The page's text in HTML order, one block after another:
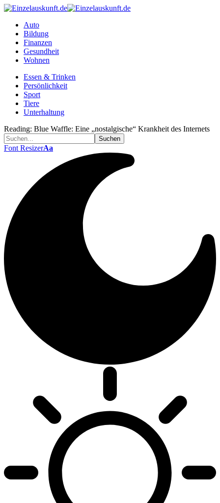
Auto
Bildung
Finanzen
Gesundheit
Wohnen
Essen & Trinken
Persönlichkeit
Sport
Tiere
Unterhaltung
Reading: Blue Waffle: Eine „nostalgische“ Krankheit des Internets
Font ResizerAa